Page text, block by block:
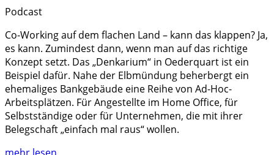
Podcast
Co-Working auf dem flachen Land – kann das klappen? Ja,
es kann. Zumindest dann, wenn man auf das richtige
Konzept setzt. Das „Denkarium“ in Oederquart ist ein
Beispiel dafür. Nahe der Elbmündung beherbergt ein
ehemaliges Bankgebäude eine Reihe von Ad-Hoc-
Arbeitsplätzen. Für Angestellte im Home Office, für
Selbstständige oder für Unternehmen, die mit ihrer
Belegschaft „einfach mal raus“ wollen.